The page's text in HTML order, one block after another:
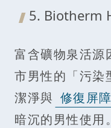
5. Biotherm
富含礦物泉活源
市男性的「污染
潔淨與 修復屏障
暗沉的男性使用